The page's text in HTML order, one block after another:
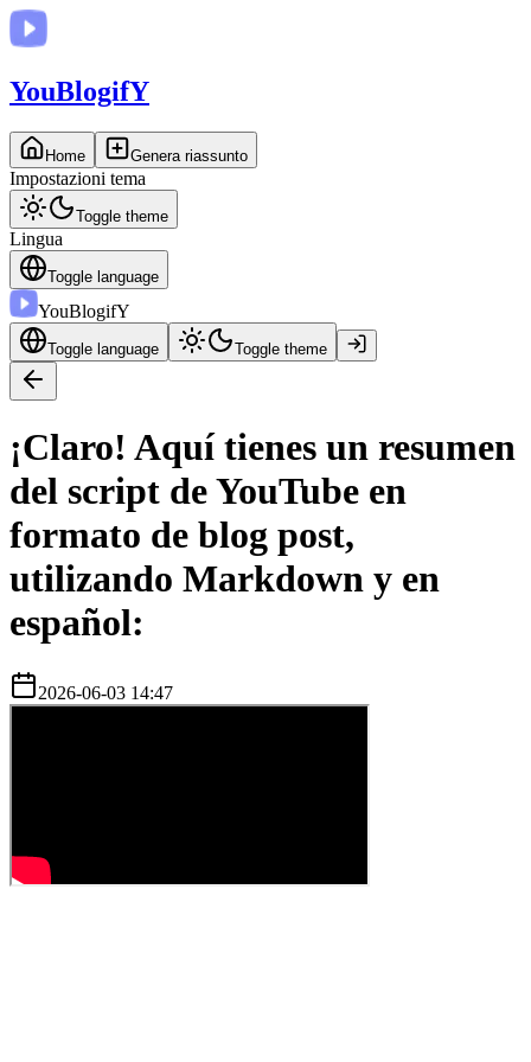
YouBlogifY
Home Genera riassunto
Impostazioni tema
Toggle theme
Lingua
Toggle language
YouBlogifY
Toggle language Toggle theme
¡Claro! Aquí tienes un resumen
del script de YouTube en
formato de blog post,
utilizando Markdown y en
español:
2026-06-03 14:47